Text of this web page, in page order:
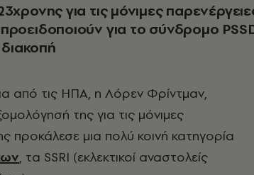
για τις μόνιμες
για το σύνδρομο
από τις ΗΠΑ, η Λόρεν Φρίντμαν,
της για τις μόνιμες
προκάλεσε μια πολύ κοινή κατηγορία
, τα SSRI (εκλεκτικοί αναστολείς